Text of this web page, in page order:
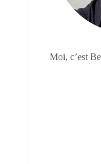
Moi, c’est